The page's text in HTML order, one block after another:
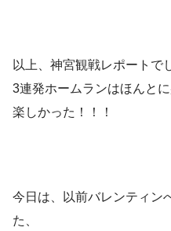
以上、神宮観戦レポートで
3連発ホームランはほんとに
楽しかった！！！
今日は、以前バレンティン
た、